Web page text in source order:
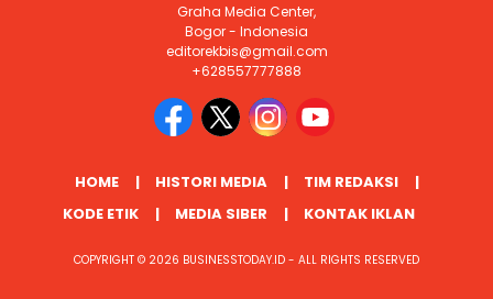
Graha Media Center,
Bogor - Indonesia
editorekbis@gmail.com
+628557777888
HOME HISTORI MEDIA
TIM REDAKSI
KODE ETIK
MEDIA SIBER KONTAK IKLAN
COPYRIGHT © 2026 BUSINESSTODAY.ID - ALL RIGHTS RESERVED